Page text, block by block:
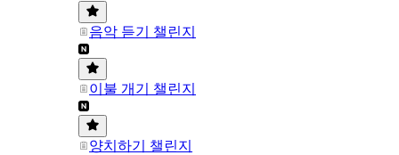
음악 듣기 챌린지
이불 개기 챌린지
양치하기 챌린지